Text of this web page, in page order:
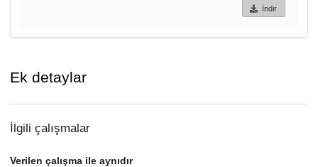
İndir
Ek detaylar
İlgili çalışmalar
Verilen çalışma ile aynıdır